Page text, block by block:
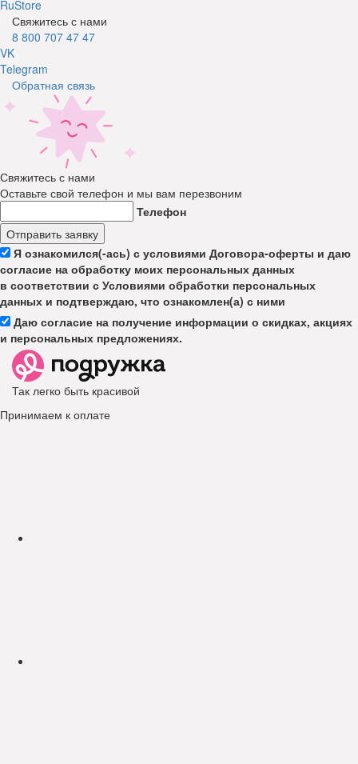
RuStore
Свяжитесь с нами
8 800 707 47 47
VK
Telegram
Обратная связь
Свяжитесь с нами
Оставьте свой телефон и мы вам перезвоним
Телефон
Отправить заявку
Я ознакомился(-ась) с условиями Договора-оферты и даю
согласие на обработку моих персональных данных
в соответствии с Условиями обработки персональных
данных и подтверждаю, что ознакомлен(а) с ними
Даю согласие на получение информации о скидках, акциях
и персональных предложениях.
Так легко быть красивой
Принимаем к оплате